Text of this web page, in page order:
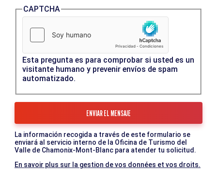
CAPTCHA
Esta pregunta es para comprobar si usted es un
visitante humano y prevenir envíos de spam
automatizado.
La información recogida a través de este formulario se
enviará al servicio interno de la Oficina de Turismo del
Valle de Chamonix-Mont-Blanc para atender tu solicitud.
En savoir plus sur la gestion de vos données et vos droits.